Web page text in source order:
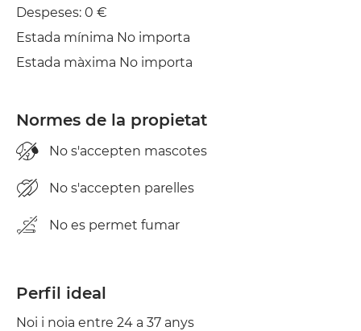
Estenedor
Planxa
Despeses: 0 €
Estada mínima No importa
Estada màxima No importa
Normes de la propietat
No s'accepten mascotes
No s'accepten parelles
No es permet fumar
Perfil ideal
Noi i noia entre 24 a 37 anys